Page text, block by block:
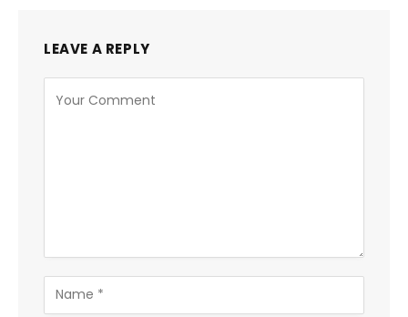
LEAVE A REPLY